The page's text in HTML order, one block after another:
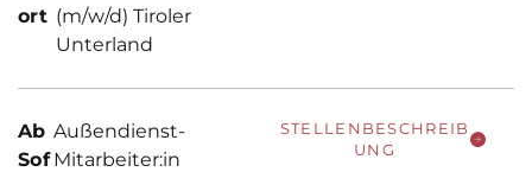
ort (m/w/d) Tiroler
Unterland
Ab
Sof
Außendienst-
Mitarbeiter:in
STELLENBESCHREIB
UNG